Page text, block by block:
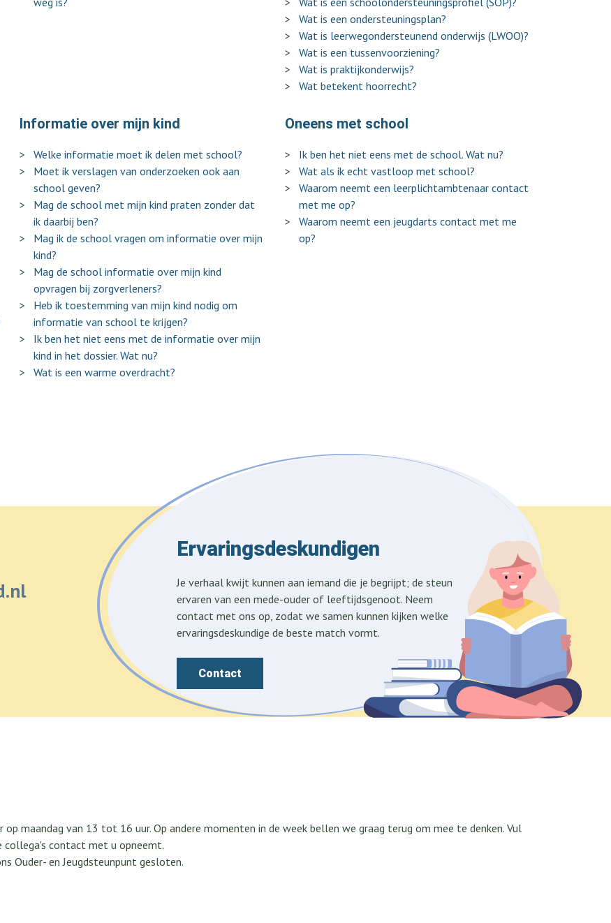
Wat is een ondersteuningsplan?
Wat is leerwegondersteunend onderwijs (LWOO)?
Wat is een tussenvoorziening?
Wat is praktijkonderwijs?
Wat betekent hoorrecht?
Informatie over mijn kind
Welke informatie moet ik delen met school?
Moet ik verslagen van onderzoeken ook aan
school geven?
Mag de school met mijn kind praten zonder dat
ik daarbij ben?
Mag ik de school vragen om informatie over mijn
kind?
Mag de school informatie over mijn kind
opvragen bij zorgverleners?
Heb ik toestemming van mijn kind nodig om
informatie van school te krijgen?
Ik ben het niet eens met de informatie over mijn
kind in het dossier. Wat nu?
Wat is een warme overdracht?
Oneens met school
Ik ben het niet eens met de school. Wat nu?
Wat als ik echt vastloop met school?
Waarom neemt een leerplichtambtenaar contact
met me op?
Waarom neemt een jeugdarts contact met me
op?
Ervaringsdeskundigen
Je verhaal kwijt kunnen aan iemand die je begrijpt; de steun
ervaren van een mede-ouder of leeftijdsgenoot. Neem
contact met ons op, zodat we samen kunnen kijken welke
ervaringsdeskundige de beste match vormt.
Contact
maandag van 13 tot 16 uur. Op andere momenten in de week bellen we graag terug om mee te denken. Vul
collega's contact met u opneemt.
Ouder- en Jeugdsteunpunt gesloten.